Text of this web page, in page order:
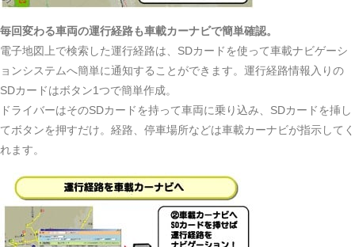
毎回変わる車両の運行経路も車載カーナビで簡単確認。
電子地図上で検索した運行経路は、SDカードを使って車載ナビゲーシ
ョンシステムへ簡単に通知することができます。運行経路情報入りの
SDカードはボタン1つで簡単作成。
ドライバーはそのSDカードを持って車両に乗り込み、SDカードを挿し
てボタンを押すだけ。経路、停車場所などは車載カーナビが指示してく
れます。